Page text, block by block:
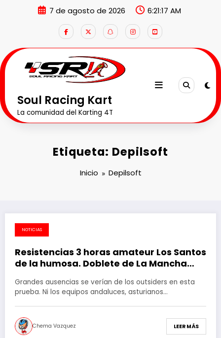
7 de agosto de 2026 6:21:18 AM
Soul Racing Kart
La comunidad del Karting 4T
Etiqueta: Depilsoft
Inicio Depilsoft
28 de mayo de 2018
NOTICIAS
Resistencias 3 horas amateur Los Santos
de la humosa. Doblete de La Mancha
para agarrarse al título.
Grandes ausencias se verían de los outsiders en esta
prueba. Ni los equipos andaluces, asturianos…
Chema Vazquez LEER MÁS